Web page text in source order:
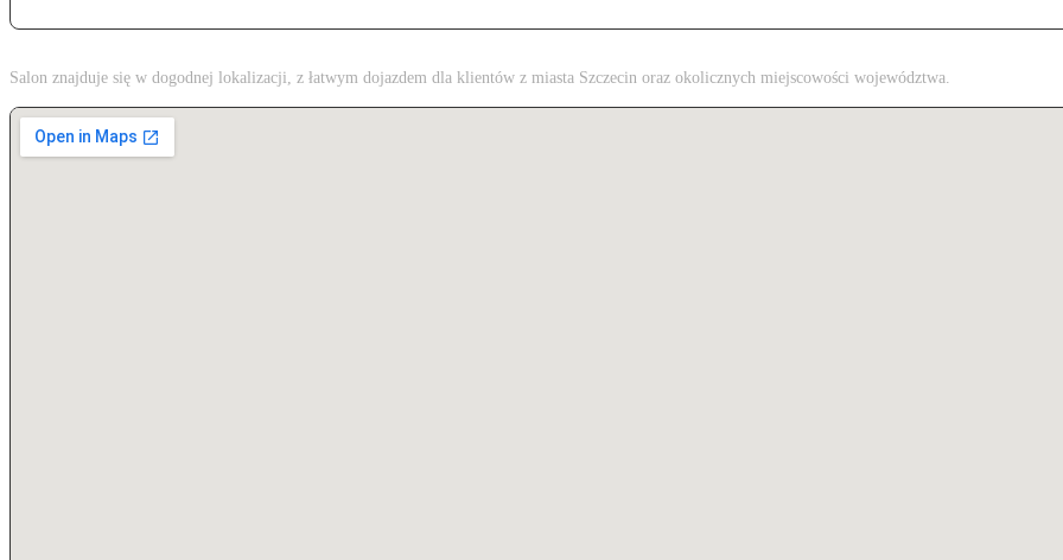
Salon znajduje się w dogodnej lokalizacji, z łatwym dojazdem dla klientów z miasta Szczecin oraz okolicznych miejscowości województwa.